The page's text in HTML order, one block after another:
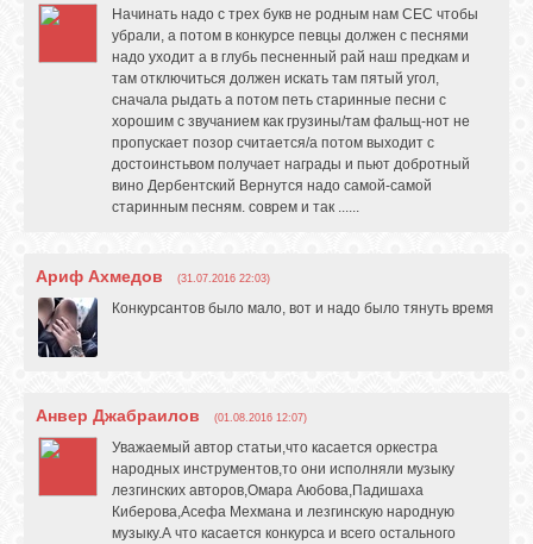
Начинать надо с трех букв не родным нам СЕС чтобы
убрали, а потом в конкурсе певцы должен с песнями
надо уходит а в глубь песненный рай наш предкам и
там отключиться должен искать там пятый угол,
сначала рыдать а потом петь старинные песни с
хорошим с звучанием как грузины/там фальщ-нот не
пропускает позор считается/а потом выходит с
достоинстьвом получает награды и пьют добротный
вино Дербентский Вернутся надо самой-самой
старинным песням. соврем и так ......
Ариф Ахмедов (31.07.2016 22:03)
Конкурсантов было мало, вот и надо было тянуть время
Анвер Джабраилов (01.08.2016 12:07)
Уважаемый автор статьи,что касается оркестра
народных инструментов,то они исполняли музыку
лезгинских авторов,Омара Аюбова,Падишаха
Киберова,Асефа Мехмана и лезгинскую народную
музыку.А что касается конкурса и всего остального